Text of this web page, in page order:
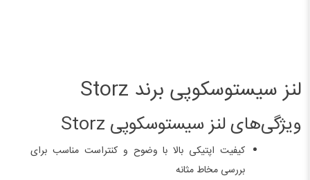
لنز سیستوسکوپی برند Storz
ویژگی‌های لنز سیستوسکوپی Storz
کیفیت اپتیکی بالا با وضوح و کنتراست مناسب برای
بررسی مخاط مثانه